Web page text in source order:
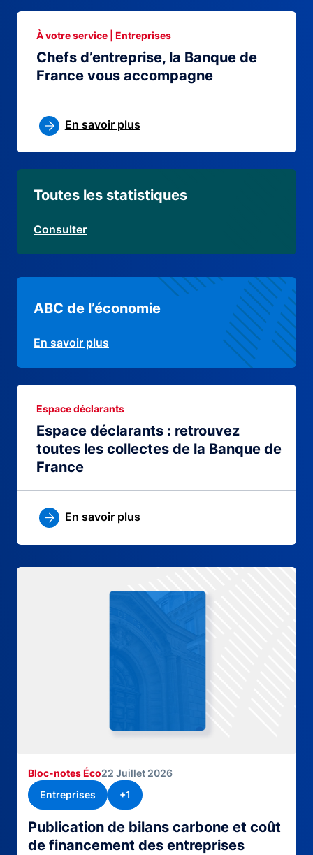
Chefs d’entreprise, la Banque de
France vous accompagne
À votre service | Entreprises
En savoir plus
Toutes les statistiques
Consulter
Publication de bilans carbone et coût
de financement des entreprises
Bloc-notes Éco22 Juillet 2026
Entreprises
+1
ABC de l’économie
En savoir plus
Espace déclarants : retrouvez
toutes les collectes de la Banque de
France
Espace déclarants
En savoir plus